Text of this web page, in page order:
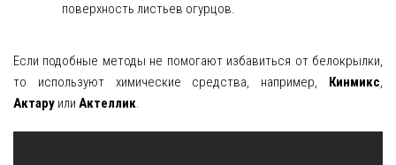
поверхность листьев огурцов.
Если подобные методы не помогают избавиться от белокрылки,
то используют химические средства, например, Кинмикс,
Актару или Актеллик.